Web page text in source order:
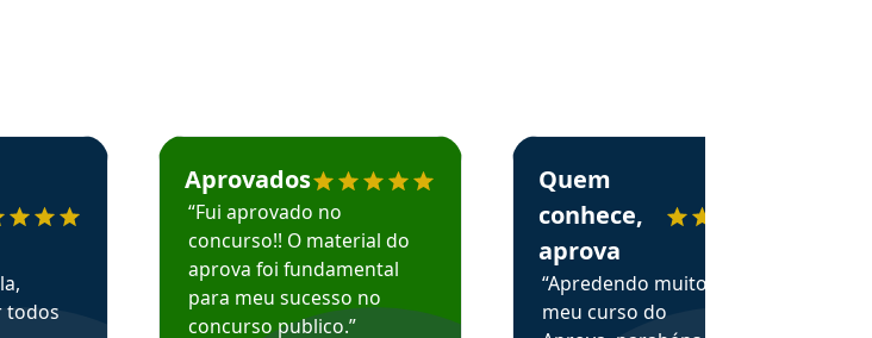
o Aprova Concursos em depoimento
todos
Estudante Mário recomenda o Aprova Concursos em depoimento
Aprovados
“Fui aprovado no
concurso!! O material do
aprova foi fundamental
para meu sucesso no
concurso publico.”
Estudante Alessandra recomenda o Aprova
Quem
conhece,
aprova
“Apredendo muito no
meu curso do